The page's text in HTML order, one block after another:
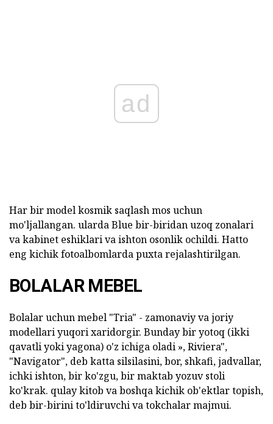
ad
Har bir model kosmik saqlash mos uchun
mo'ljallangan. ularda Blue bir-biridan uzoq zonalari
va kabinet eshiklari va ishton osonlik ochildi. Hatto
eng kichik fotoalbomlarda puxta rejalashtirilgan.
BOLALAR MEBEL
Bolalar uchun mebel "Tria" - zamonaviy va joriy
modellari yuqori xaridorgir. Bunday bir yotoq (ikki
qavatli yoki yagona) o'z ichiga oladi », Riviera",
"Navigator", deb katta silsilasini, bor, shkafi, jadvallar,
ichki ishton, bir ko'zgu, bir maktab yozuv stoli
ko'krak. qulay kitob va boshqa kichik ob'ektlar topish,
deb bir-birini to'ldiruvchi va tokchalar majmui.